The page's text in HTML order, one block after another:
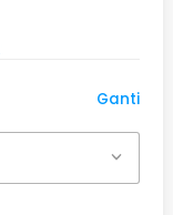
Ganti